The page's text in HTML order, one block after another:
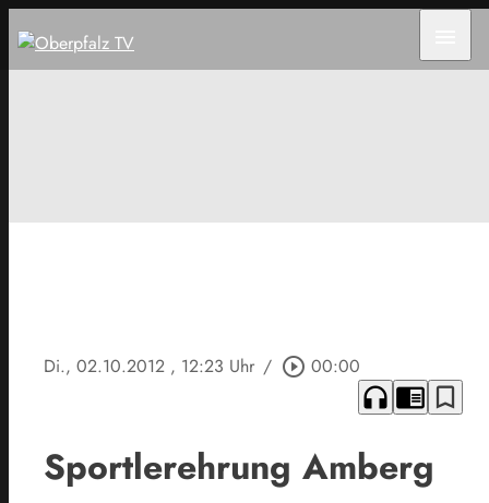
Di., 02.10.2012 , 12:23 Uhr / play_circle_outline 00:00
headphones chrome_reader_mode bookmark_border
Sportlerehrung Amberg